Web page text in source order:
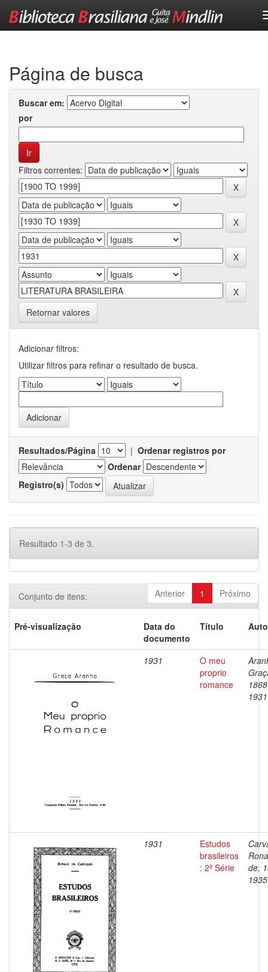
Página de busca
Buscar em:
por
Filtros correntes:
Retornar valores
Adicionar filtros:
Utilizar filtros para refinar o resultado de busca.
Resultados/Página | Ordenar registros por
Ordenar
Registro(s)
Resultado 1-3 de 3.
Anterior 1 Próximo
Conjunto de itens:
Pré-visualização
Data do
documento
Título
1931
O meu
proprio
romance
1931
1931
Estudos
brasileiros
: 2ª Série
de,
1935